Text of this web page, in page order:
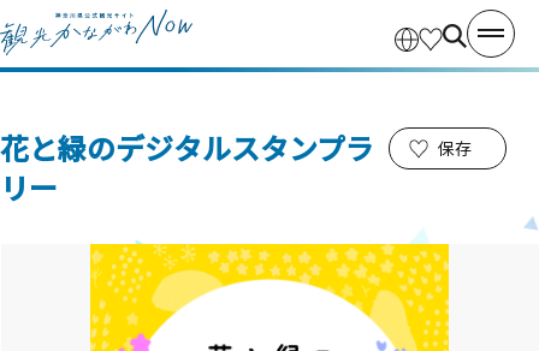
花と緑のデジタルスタンプラ
リー
保存